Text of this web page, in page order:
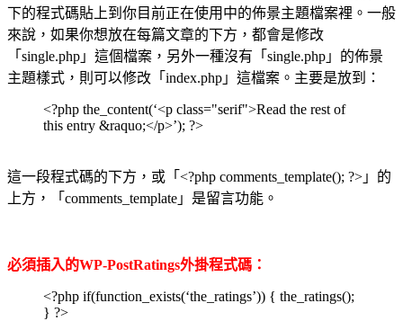
下的程式碼貼上到你目前正在使用中的佈景主題檔案裡。一般
來說，如果你想放在每篇文章的下方，都會是修改
「single.php」這個檔案，另外一種沒有「single.php」的佈景
主題樣式，則可以修改「index.php」這檔案。主要是放到：
<?php the_content(‘<p class="serif">Read the rest of
this entry &raquo;</p>’); ?>
這一段程式碼的下方，或「<?php comments_template(); ?>」的
上方，「comments_template」是留言功能。
必須插入的WP-PostRatings外掛程式碼：
<?php if(function_exists(‘the_ratings’)) { the_ratings();
} ?>